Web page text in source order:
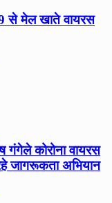
से मेल खाते वायरस
गंगेले कोरोना वायरस
जागरूकता अभियान